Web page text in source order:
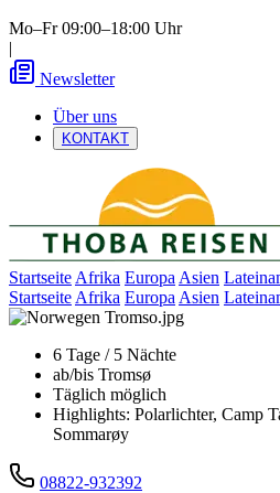
Mo–Fr 09:00–18:00 Uhr
|
Newsletter
Über uns
KONTAKT
Startseite Afrika Europa Asien
Startseite Afrika Europa Asien
6 Tage / 5 Nächte
ab/bis Tromsø
Täglich möglich
Highlights: Polarlichter, Camp
Sommarøy
08822-932392